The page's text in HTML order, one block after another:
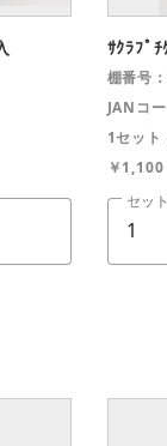
ｻｸﾗﾌﾟ
棚番号
JANコ
1セット
￥1,100
セッ